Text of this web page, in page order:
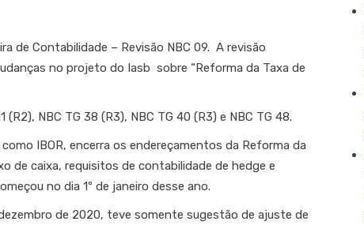
de Contabilidade – Revisão NBC 09. A revisão
no projeto do Iasb sobre “Reforma da Taxa de
NBC TG 38 (R3), NBC TG 40 (R3) e NBC TG 48.
IBOR, encerra os endereçamentos da Reforma da
de caixa, requisitos de contabilidade de hedge e
no dia 1º de janeiro desse ano.
de 2020, teve somente sugestão de ajuste de